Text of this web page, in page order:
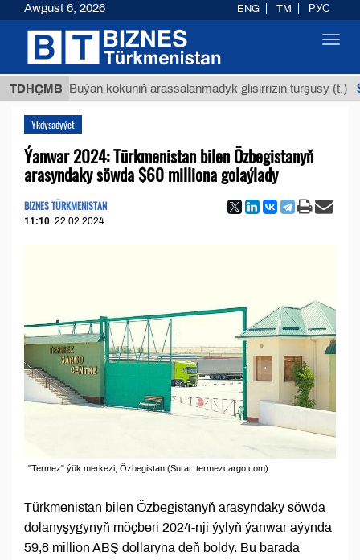
TDHÇMB
Buýan köküniň arassalanmadyk glisirrizin turşusy (t.)
Ykdysadyýet
Ýanwar 2024: Türkmenistan bilen Özbegistanyň
arasyndaky söwda $60 milliona golaýlady
BIZNES TÜRKMENISTAN
11:10 22.02.2024
"Termez" ýük merkezi, Özbegistan (Surat: termezcargo.com)
Türkmenistan bilen Özbegistanyň arasyndaky söwda
dolanyşygynyň möçberi 2024-nji ýylyň ýanwar aýynda
59,8 million ABŞ dollaryna deň boldy. Bu barada
Awgust 6, 2026 ENG TM РУС